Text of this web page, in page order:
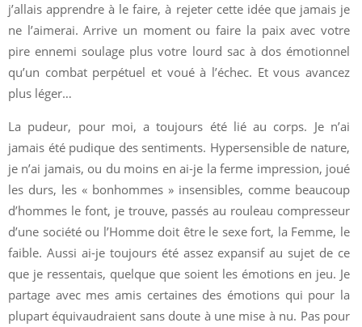
j’allais apprendre à le faire, à rejeter cette idée que jamais je
ne l’aimerai. Arrive un moment ou faire la paix avec votre
pire ennemi soulage plus votre lourd sac à dos émotionnel
qu’un combat perpétuel et voué à l’échec. Et vous avancez
plus léger…
La pudeur, pour moi, a toujours été lié au corps. Je n’ai
jamais été pudique des sentiments. Hypersensible de nature,
je n’ai jamais, ou du moins en ai-je la ferme impression, joué
les durs, les « bonhommes » insensibles, comme beaucoup
d’hommes le font, je trouve, passés au rouleau compresseur
d’une société ou l’Homme doit être le sexe fort, la Femme, le
faible. Aussi ai-je toujours été assez expansif au sujet de ce
que je ressentais, quelque que soient les émotions en jeu. Je
partage avec mes amis certaines des émotions qui pour la
plupart équivaudraient sans doute à une mise à nu. Pas pour